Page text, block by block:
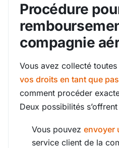
Procédure
compagnie
Vous avez collecté
vos droits en tant que
comment procéder
Deux possibilités
Vous pouvez envoyer
service client de la